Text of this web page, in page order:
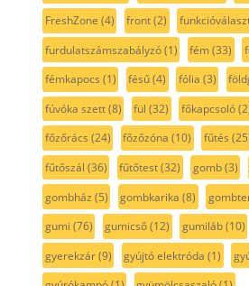
FreshZone (4) front(2)
furdulatszámszabályzó(1) fém(33)
fémkapocs (1) fésű(4) fólia (3)
fúvóka szett(8) fül (32) főkapcsoló
főzőrács (24) főzőzóna (10) fűtés
fűtőszál (36) fűtőtest(32) gomb(3)
gombház (5) gombkarika (8)
gumi (76) gumicső(12) gumiláb(10)
gyerekzár(9) gyújtó elektróda (1)